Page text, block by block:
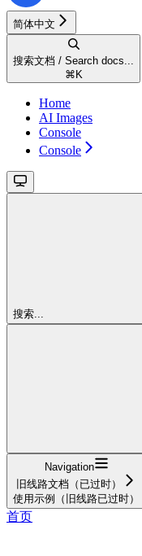
简体中文
搜索文档 / Search docs...
⌘ K
Home
AI Images
Console
Console
搜索...
Navigation
旧线路文档（已过时）
使用示例（旧线路已过时）
首页